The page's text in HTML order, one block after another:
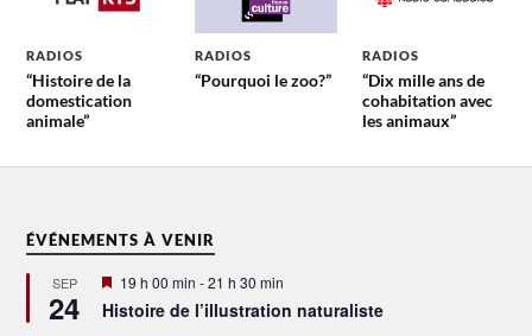
RADIOS
“Histoire de la
domestication
animale”
RADIOS
“Pourquoi le zoo?”
RADIOS
“Dix mille ans de
cohabitation avec
les animaux”
ÉVÉNEMENTS À VENIR
SEP
24
Mis
avant
19 h 00 min -21 h 30 min
Histoire de l’illustration naturaliste